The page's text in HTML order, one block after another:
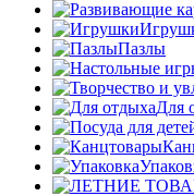
Пазлы
Для